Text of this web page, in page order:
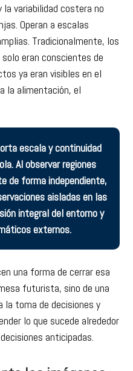
variabilidad costera no
Operan a escalas
Tradicionalmente, los
solo eran conscientes de
ya eran visibles en el
la alimentación, el
escala y continuidad
Al observar regiones
de forma independiente,
aisladas en las
integral del entorno y
externos.
una forma de cerrar esa
futurista, sino de una
la toma de decisiones y
lo que sucede alrededor
anticipadas.